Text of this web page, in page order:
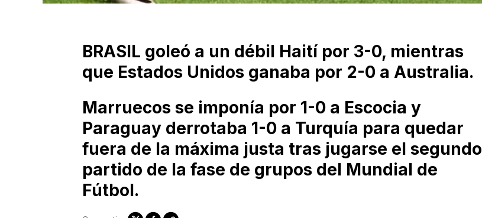
BRASIL goleó a un débil Haití por 3-0, mientras
que Estados Unidos ganaba por 2-0 a Australia.
Marruecos se imponía por 1-0 a Escocia y
Paraguay derrotaba 1-0 a Turquía para quedar
fuera de la máxima justa tras jugarse el segundo
partido de la fase de grupos del Mundial de
Fútbol.